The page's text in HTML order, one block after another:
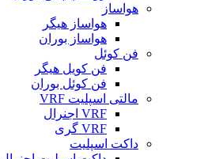
هواساز
هواساز هیگر
هواساز بوران
فن کوئل
فن کویل هیگر
فن کوئل بوران
مالتی اسپلیت VRF
VRF اجنرال
VRF گری
داکت اسپلیت